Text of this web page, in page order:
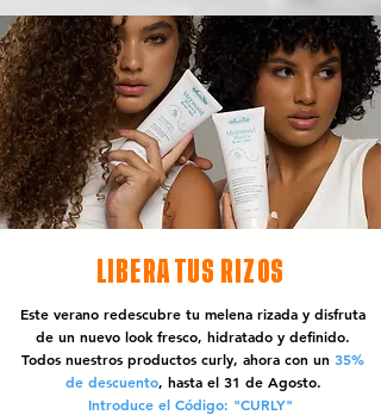
LIBERA TUS RIZOS
Este verano redescubre tu melena rizada y disfruta
de un nuevo look fresco, hidratado y definido.
Todos nuestros productos curly, ahora con un 35%
de descuento, hasta el 31 de Agosto.
Introduce el Código: "CURLY"